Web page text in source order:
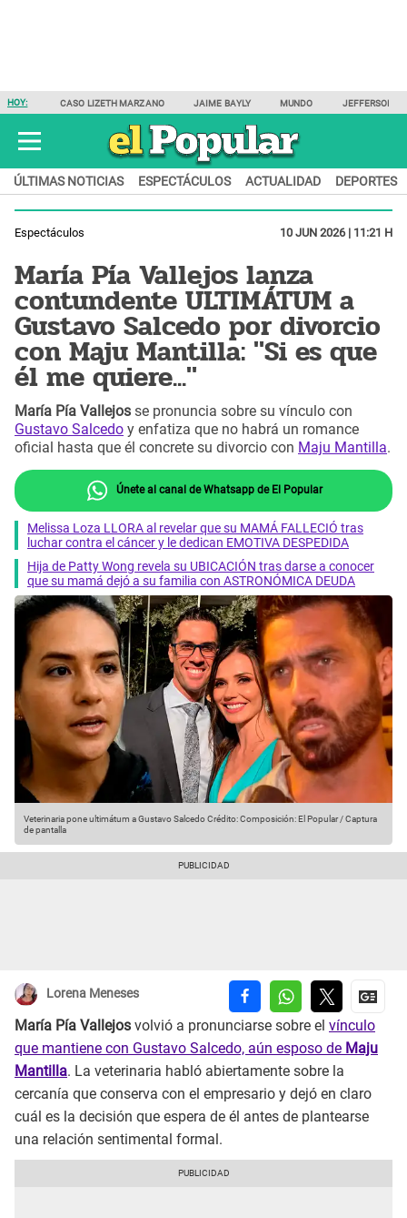
HOY: CASO LIZETH MARZANO JAIME BAYLY MUNDO JEFFERSON
ÚLTIMAS NOTICIAS ESPECTÁCULOS ACTUALIDAD DEPORTES
Espectáculos 10 JUN 2026 | 11:21 H
María Pía Vallejos lanza
contundente ULTIMÁTUM a
Gustavo Salcedo por divorcio
con Maju Mantilla: "Si es que
él me quiere..."
María Pía Vallejos se pronuncia sobre su vínculo con
Gustavo Salcedo y enfatiza que no habrá un romance
oficial hasta que él concrete su divorcio con Maju Mantilla.
Únete al canal de Whatsapp de El Popular
Melissa Loza LLORA al revelar que su MAMÁ FALLECIÓ tras
luchar contra el cáncer y le dedican EMOTIVA DESPEDIDA
Hija de Patty Wong revela su UBICACIÓN tras darse a conocer
que su mamá dejó a su familia con ASTRONÓMICA DEUDA
Veterinaria pone ultimátum a Gustavo SalcedoCrédito: Composición: El Popular / Captura
de pantalla
Lorena Meneses
María Pía Vallejos volvió a pronunciarse sobre el vínculo
que mantiene con Gustavo Salcedo, aún esposo de Maju
Mantilla. La veterinaria habló abiertamente sobre la
cercanía que conserva con el empresario y dejó en claro
cuál es la decisión que espera de él antes de plantearse
una relación sentimental formal.